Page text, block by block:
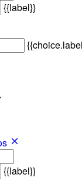
{{label}}
{{label}}